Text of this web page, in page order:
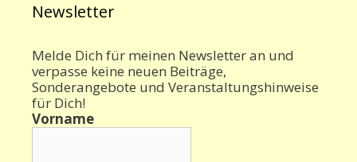
Newsletter
Melde Dich für meinen Newsletter an und
verpasse keine neuen Beiträge,
Sonderangebote und Veranstaltungshinweise
für Dich!
Vorname